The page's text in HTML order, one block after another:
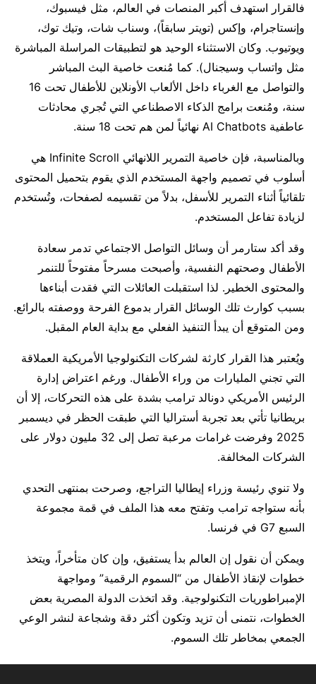
فالقرار استهدف أكبر المنصات في العالم، مثل فيسبوك،
وإنستاجرام، وإكس (تويتر سابقاً)، وسناب شات، وتيك توك،
ويوتيوب. وكان الاستثناء الوحيد هو لتطبيقات المراسلة المباشرة
مثل واتساب وسيجنال). كما مُنعت خاصية البث المباشر
والتواصل مع الغرباء داخل الألعاب الأونلاين للأطفال تحت 16
سنة، ومُنعت برامج الذكاء الاصطناعي التي تُجري محادثات
عاطفية AI Chatbots نهائياً لمن هم تحت 18 سنة.
وبالمناسبة، فإن خاصية التمرير اللانهائي Infinite Scroll هي
أسلوب في تصميم واجهة المستخدم الذي يقوم بتحميل المحتوى
تلقائياً أثناء التمرير للأسفل، بدلاً من تقسيمه لصفحات، وتُستخدم
لزيادة تفاعل المستخدم.
وقد أكد ستارمر أن وسائل التواصل الاجتماعي تدمر سعادة
الأطفال وصحتهم النفسية، وأصبحت مسرحاً مفتوحاً للتنمر
والمحتوى الخطير. لذا استقبلت العائلات التي فقدت أبناءها
بسبب كوارث تلك الوسائل القرار بدموع الفرحة ووصفته بالرائع.
ومن المتوقع أن يبدأ التنفيذ الفعلي مع بداية العام المقبل.
ويُعتبر هذا القرار كارثة لشركات التكنولوجيا الأمريكية العملاقة
التي تجني المليارات من وراء الأطفال. ورغم اعتراض إدارة
الرئيس الأمريكي دونالد ترامب بشدة على هذه التحركات، إلا أن
بريطانيا تأتي بعد تجربة أستراليا التي طبقت الحظر في ديسمبر
2025 وفرضت غرامات مرعبة تصل إلى 32 مليون دولار على
الشركات المخالفة.
ولا تنوي رئيسة وزراء إيطاليا التراجع، وصرحت بمنتهى التحدي
بأنه ستواجه ترامب وتفتح معه هذا الملف في قمة مجموعة
السبع G7 في فرنسا.
ويمكن أن نقول إن العالم بدأ يستفيق، وإن كان متأخراً، ويتخذ
خطوات لإنقاذ الأطفال من “السموم الرقمية” ومواجهة
الإمبراطوريات التكنولوجية. وقد اتخذت الدولة المصرية بعض
الخطوات، نتمنى أن تزيد وتكون أكثر دقة وشجاعة لنشر الوعي
الجمعي بمخاطر تلك السموم.